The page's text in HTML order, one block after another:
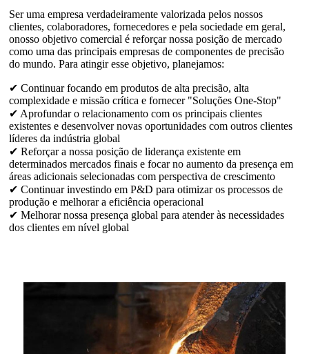
Ser uma empresa verdadeiramente valorizada pelos nossos
clientes, colaboradores, fornecedores e pela sociedade em geral,
onosso objetivo comercial é reforçar nossa posição de mercado
como uma das principais empresas de componentes de precisão
do mundo. Para atingir esse objetivo, planejamos:
✔ Continuar focando em produtos de alta precisão, alta
complexidade e missão crítica e fornecer "Soluções One-Stop"
✔ Aprofundar o relacionamento com os principais clientes
existentes e desenvolver novas oportunidades com outros clientes
líderes da indústria global
✔ Reforçar a nossa posição de liderança existente em
determinados mercados finais e focar no aumento da presença em
áreas adicionais selecionadas com perspectiva de crescimento
✔ Continuar investindo em P&D para otimizar os processos de
produção e melhorar a eficiência operacional
✔ Melhorar nossa presença global para atender às necessidades
dos clientes em nível global